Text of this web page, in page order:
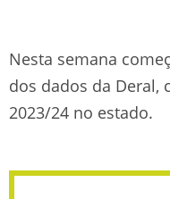
Nesta semana
dos dados da Deral,
2023/24 no estado.